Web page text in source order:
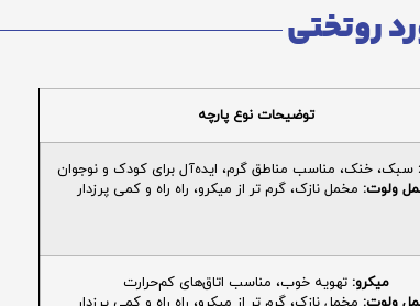
روتختی
توضیحات نوع پارچه
سبک، خنک، مناسب مناطق گرم، ایده‌آل برای کودک و نوجوان
ولوت: مخمل نازک، گرم تر از میکرو، راه راه و کمی پرزدار
میکرو: تهویه خوب، مناسب اتاق‌های کم‌حرارت